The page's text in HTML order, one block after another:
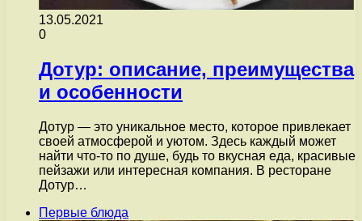
13.05.2021
0
Дотур: описание, преимущества
и особенности
Дотур — это уникальное место, которое привлекает
своей атмосферой и уютом. Здесь каждый может
найти что-то по душе, будь то вкусная еда, красивые
пейзажи или интересная компания. В ресторане
Дотур…
Первые блюда